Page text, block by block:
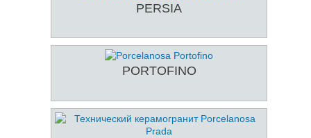
PERSIA
PORTOFINO